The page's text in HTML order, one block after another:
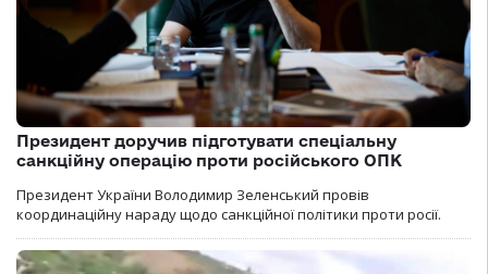
Президент доручив підготувати спеціальну
санкційну операцію проти російського ОПК
Президент України Володимир Зеленський провів
координаційну нараду щодо санкційної політики проти росії.